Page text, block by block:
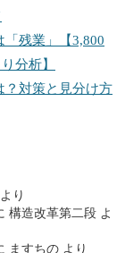
残業」【3,800
分析】
？対策と見分け方
より
構造改革第二段 よ
ますちの より